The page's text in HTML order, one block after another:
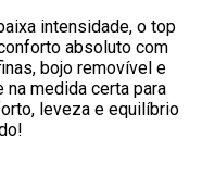
intensidade, o top
absoluto com
bojo removível e
medida certa para
leveza e equilíbrio